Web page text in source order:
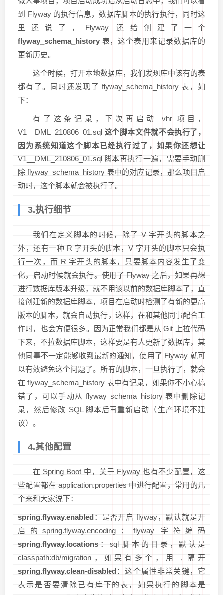
到 Flyway 的执行信息，数据库脚本的执行执行，同时这
里还说了，Flyway 还给创建了一个
flyway_schema_history 表，这个表用来记录数据库的
更新历史。
这个时候，打开本地数据库，我们发现库中该有的表
都有了。同时还发现了 flyway_schema_history 表，如
下：
有了这条记录，下次再启动 vhr 项目，
V1__DML_210806_01.sql 这个脚本文件就不会执行了，
因为系统知道这个脚本已经执行过了，如果你还想让
V1__DML_210806_01.sql 脚本再执行一遍，需要手动删
除 flyway_schema_history 表中的对应记录，那么项目启
动时，这个脚本就会被执行了。
3.执行细节
我们在定义脚本的时候，除了 V 字开头的脚本之
外，还有一种 R 字开头的脚本，V 字开头的脚本只会执
行一次，而 R 字开头的脚本，只要脚本内容发生了变
化，启动时候就会执行。使用了 Flyway 之后，如果再想
进行数据库版本升级，就不用该以前的数据库脚本了，直
接创建新的数据库脚本，项目在启动时检测了有新的更高
版本的脚本，就会自动执行，这样，在和其他同事配合工
作时，也会方便很多。因为正常我们都是从 Git 上拉代码
下来，不拉数据库脚本，这样要是有人更新了数据库，其
他同事不一定能够收到最新的通知，使用了 Flyway 就可
以有效避免这个问题了。所有的脚本，一旦执行了，就会
在 flyway_schema_history 表中有记录，如果你不小心搞
错了，可以手动从 flyway_schema_history 表中删除记
录，然后修改 SQL 脚本后再重新启动（生产环境不建
议）。
4.其他配置
在 Spring Boot 中，关于 Flyway 也有不少配置，这
些配置都在 application.properties 中进行配置，常用的几
个来和大家说下：
spring.flyway.enabled：是否开启 flyway，默认就是开
启的spring.flyway.encoding：flyway 字符编码
spring.flyway.locations ：sql 脚本的目录，默认是
classpath:db/migration，如果有多个，用 , 隔开
spring.flyway.clean-disabled ：这个属性非常关键，它
表示是否要清除已有库下的表，如果执行的脚本是